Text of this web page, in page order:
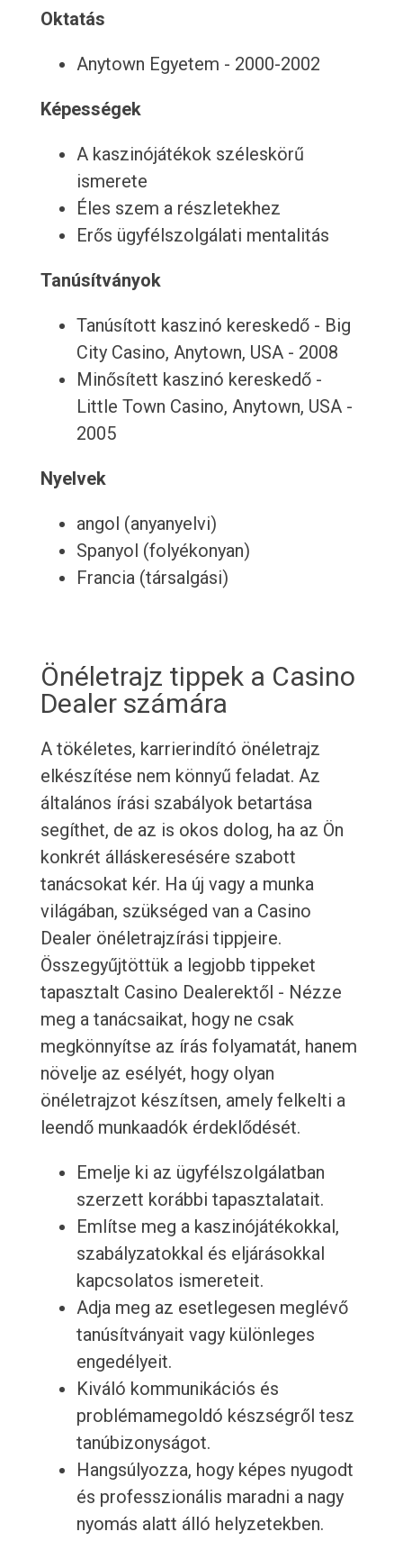
Oktatás
Anytown Egyetem - 2000-2002
Képességek
A kaszinójátékok széleskörű
ismerete
Éles szem a részletekhez
Erős ügyfélszolgálati mentalitás
Tanúsítványok
Tanúsított kaszinó kereskedő - Big
City Casino, Anytown, USA - 2008
Minősített kaszinó kereskedő -
Little Town Casino, Anytown, USA -
2005
Nyelvek
angol (anyanyelvi)
Spanyol (folyékonyan)
Francia (társalgási)
Önéletrajz tippek a Casino
Dealer számára
A tökéletes, karrierindító önéletrajz
elkészítése nem könnyű feladat. Az
általános írási szabályok betartása
segíthet, de az is okos dolog, ha az Ön
konkrét álláskeresésére szabott
tanácsokat kér. Ha új vagy a munka
világában, szükséged van a Casino
Dealer önéletrajzírási tippjeire.
Összegyűjtöttük a legjobb tippeket
tapasztalt Casino Dealerektől - Nézze
meg a tanácsaikat, hogy ne csak
megkönnyítse az írás folyamatát, hanem
növelje az esélyét, hogy olyan
önéletrajzot készítsen, amely felkelti a
leendő munkaadók érdeklődését.
Emelje ki az ügyfélszolgálatban
szerzett korábbi tapasztalatait.
Említse meg a kaszinójátékokkal,
szabályzatokkal és eljárásokkal
kapcsolatos ismereteit.
Adja meg az esetlegesen meglévő
tanúsítványait vagy különleges
engedélyeit.
Kiváló kommunikációs és
problémamegoldó készségről tesz
tanúbizonyságot.
Hangsúlyozza, hogy képes nyugodt
és professzionális maradni a nagy
nyomás alatt álló helyzetekben.